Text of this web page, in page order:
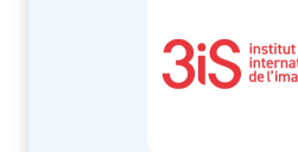
UNIVERSITÉS
VIE ÉTUDIANTE/